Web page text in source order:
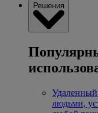
Решения
людьми,